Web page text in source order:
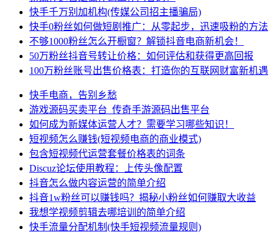
快手千万别加机构(传媒公司招主播骗局)
快手0粉丝如何做短剧推广：从零起步，迅速吸粉的方法
不够1000粉丝怎么开橱窗？解锁抖音电商新机会！
50万粉丝抖音号转让价格：如何评估和获得更高回报
100万粉丝账号出售价格表：打造你的互联网财富新机遇
快手电商，告别乡愁
游戏源码买卖平台_传奇手游源码出售平台
如何成为新媒体运营人才？需要学习哪些知识！
短视频怎么赚钱(短视频电商的商业模式)
包含短视频代运营套餐价格表的词条
Discuz论坛使用教程：上传头像配置
抖音怎么做内容运营的简单介绍
抖音1w粉丝可以赚钱吗？揭秘小粉丝如何赚取大收益
我想学视频剪辑去哪培训的简单介绍
快手流量分配机制(快手短视频流量规则)